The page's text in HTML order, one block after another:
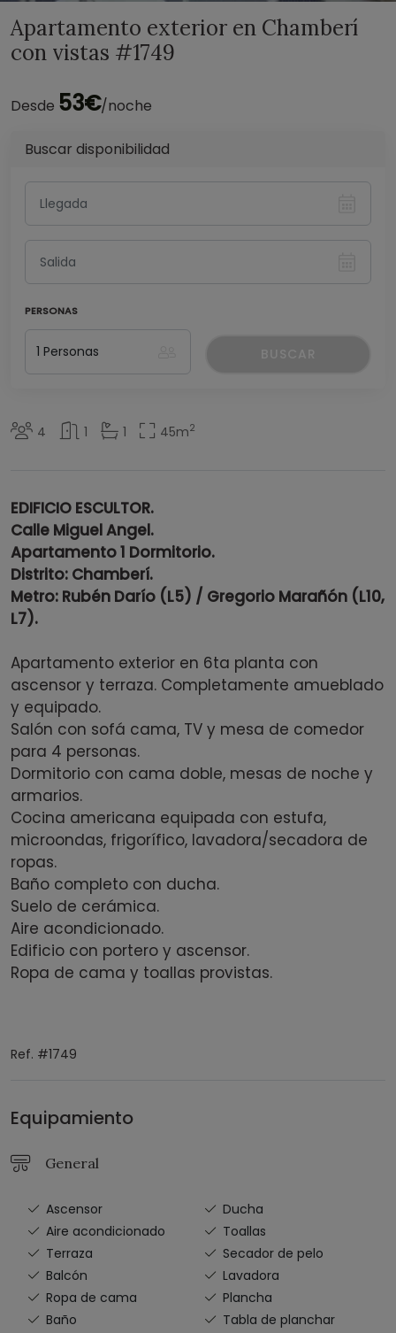
Apartamento exterior en Chamberí
con vistas #1749
Desde 53€/noche
Buscar disponibilidad
PERSONAS
4 1 1 45m2
EDIFICIO ESCULTOR.
Calle Miguel Angel.
Apartamento 1 Dormitorio.
Distrito: Chamberí.
Metro: Rubén Darío (L5) / Gregorio Marañón (L10,
L7).
Apartamento exterior en 6ta planta con
ascensor y terraza. Completamente amueblado
y equipado.
Salón con sofá cama, TV y mesa de comedor
para 4 personas.
Dormitorio con cama doble, mesas de noche y
armarios.
Cocina americana equipada con estufa,
microondas, frigorífico, lavadora/secadora de
ropas.
Baño completo con ducha.
Suelo de cerámica.
Aire acondicionado.
Edificio con portero y ascensor.
Ropa de cama y toallas provistas.
Ref. #1749
Equipamiento
General
Ascensor
Aire acondicionado
Terraza
Balcón
Ropa de cama
Baño
Ducha
Toallas
Secador de pelo
Lavadora
Plancha
Tabla de planchar